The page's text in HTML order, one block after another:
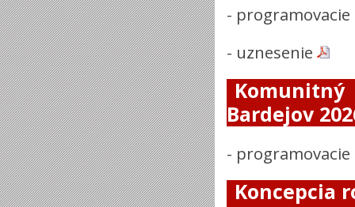
-
- uznesenie
Bardejov
-
Koncepcia